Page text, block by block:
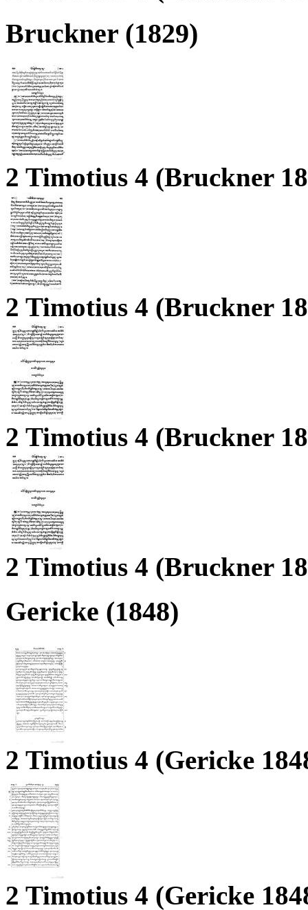
Bruckner (1829)
2 Timotius 4 (Bruckner
2 Timotius 4 (Bruckner
2 Timotius 4 (Bruckner
2 Timotius 4 (Bruckner
Gericke (1848)
2 Timotius 4 (Gericke
2 Timotius 4 (Gericke